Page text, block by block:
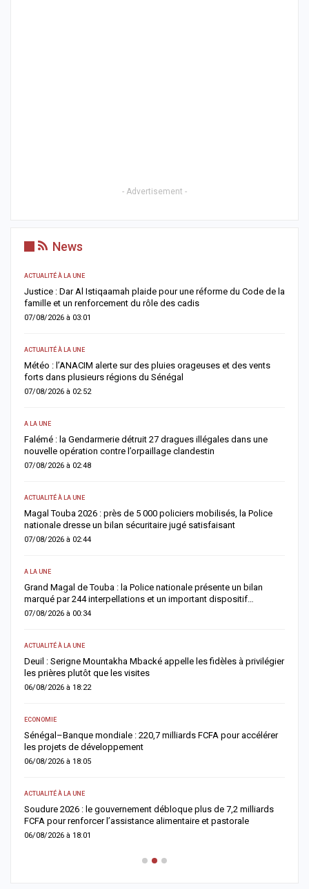
- Advertisement -
News
ACTUALITÉ À LA UNE
Justice : Dar Al Istiqaamah plaide pour une réforme du Code de la
famille et un renforcement du rôle des cadis
07/08/2026 à 03:01
ACTUALITÉ À LA UNE
Météo : l’ANACIM alerte sur des pluies orageuses et des vents
forts dans plusieurs régions du Sénégal
07/08/2026 à 02:52
A LA UNE
Falémé : la Gendarmerie détruit 27 dragues illégales dans une
nouvelle opération contre l’orpaillage clandestin
07/08/2026 à 02:48
ACTUALITÉ À LA UNE
Magal Touba 2026 : près de 5 000 policiers mobilisés, la Police
nationale dresse un bilan sécuritaire jugé satisfaisant
07/08/2026 à 02:44
A LA UNE
Grand Magal de Touba : la Police nationale présente un bilan
marqué par 244 interpellations et un important dispositif…
07/08/2026 à 00:34
ACTUALITÉ À LA UNE
Deuil : Serigne Mountakha Mbacké appelle les fidèles à privilégier
les prières plutôt que les visites
06/08/2026 à 18:22
ECONOMIE
Sénégal–Banque mondiale : 220,7 milliards FCFA pour accélérer
les projets de développement
06/08/2026 à 18:05
ACTUALITÉ À LA UNE
Soudure 2026 : le gouvernement débloque plus de 7,2 milliards
FCFA pour renforcer l’assistance alimentaire et pastorale
06/08/2026 à 18:01